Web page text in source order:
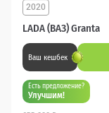
LADA (ВАЗ) Granta
2020
Ваш кешбек
Есть предложение?
Улучшим!